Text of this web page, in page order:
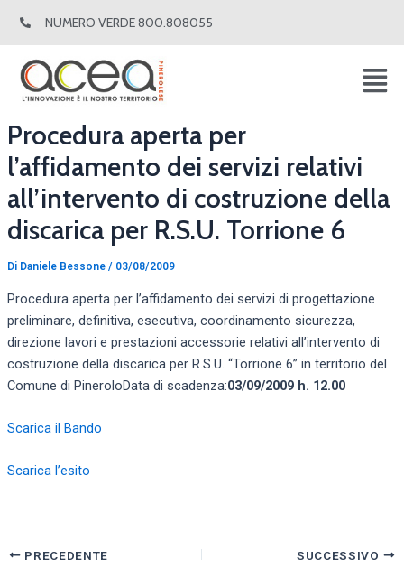
NUMERO VERDE 800.808055
Procedura aperta per
l’affidamento dei servizi relativi
all’intervento di costruzione della
discarica per R.S.U. Torrione 6
Di Daniele Bessone / 03/08/2009
Procedura aperta per l’affidamento dei servizi di progettazione
preliminare, definitiva, esecutiva, coordinamento sicurezza,
direzione lavori e prestazioni accessorie relativi all’intervento di
costruzione della discarica per R.S.U. “Torrione 6” in territorio del
Comune di PineroloData di scadenza:03/09/2009 h. 12.00
Scarica il Bando
Scarica l’esito
articoli
PRECEDENTE SUCCESSIVO